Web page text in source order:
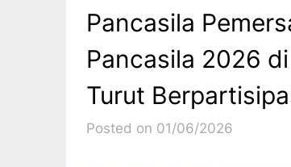
Pancasila
Pancasila 2026
Turut
Posted on 01/06/2026